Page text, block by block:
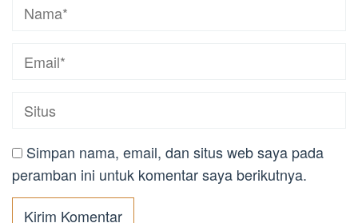
Simpan nama, email, dan situs web saya pada
peramban ini untuk komentar saya berikutnya.